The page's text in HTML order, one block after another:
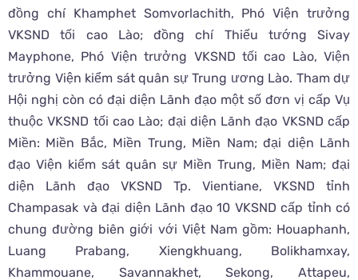
đồng chí Khamphet Somvorlachith, Phó Viện trưởng
VKSND tối cao Lào; đồng chí Thiếu tướng Sivay
Mayphone, Phó Viện trưởng VKSND tối cao Lào, Viện
trưởng Viện kiểm sát quân sự Trung ương Lào. Tham dự
Hội nghị còn có đại diện Lãnh đạo một số đơn vị cấp Vụ
thuộc VKSND tối cao Lào; đại diện Lãnh đạo VKSND cấp
Miền: Miền Bắc, Miền Trung, Miền Nam; đại diện Lãnh
đạo Viện kiểm sát quân sự Miền Trung, Miền Nam; đại
diện Lãnh đạo VKSND Tp. Vientiane, VKSND tỉnh
Champasak và đại diện Lãnh đạo 10 VKSND cấp tỉnh có
chung đường biên giới với Việt Nam gồm: Houaphanh,
Luang Prabang, Xiengkhuang, Bolikhamxay,
Khammouane, Savannakhet, Sekong, Attapeu,